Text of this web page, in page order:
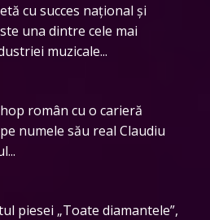
cu succes național și
una dintre cele mai
muzicale...
român cu o carieră
numele său real Claudiu
piesei „Toate diamantele”,